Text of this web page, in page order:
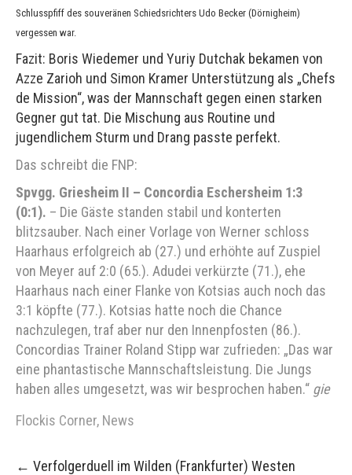
Schlusspfiff des souveränen Schiedsrichters Udo Becker (Dörnigheim)
vergessen war.
Fazit: Boris Wiedemer und Yuriy Dutchak bekamen von
Azze Zarioh und Simon Kramer Unterstützung als „Chefs
de Mission“, was der Mannschaft gegen einen starken
Gegner gut tat. Die Mischung aus Routine und
jugendlichem Sturm und Drang passte perfekt.
Das schreibt die FNP:
Spvgg. Griesheim II – Concordia Eschersheim 1:3
(0:1). – Die Gäste standen stabil und konterten
blitzsauber. Nach einer Vorlage von Werner schloss
Haarhaus erfolgreich ab (27.) und erhöhte auf Zuspiel
von Meyer auf 2:0 (65.). Adudei verkürzte (71.), ehe
Haarhaus nach einer Flanke von Kotsias auch noch das
3:1 köpfte (77.). Kotsias hatte noch die Chance
nachzulegen, traf aber nur den Innenpfosten (86.).
Concordias Trainer Roland Stipp war zufrieden: „Das war
eine phantastische Mannschaftsleistung. Die Jungs
haben alles umgesetzt, was wir besprochen haben.“ gie
Flockis Corner, News
Post
← Verfolgerduell im Wilden (Frankfurter) Westen